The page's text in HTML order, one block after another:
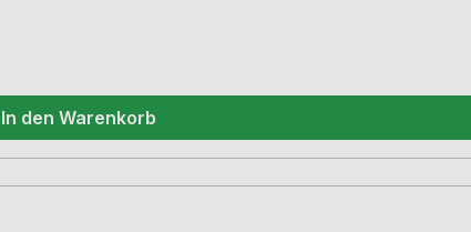
In den Warenkorb